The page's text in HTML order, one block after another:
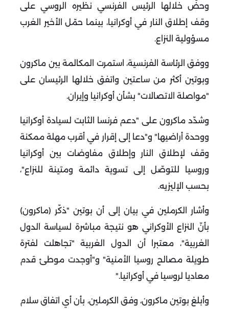
وحضّ خلالها الرئيس الفرنسي نظيره الروسي على
وقف إطلاق النار في أوكرانيا، بينما حمّل الأخير الغرب
مسؤولية النزاع.
ووفق الرئاسة الفرنسية، استمرت المكالمة بين ماكرون
وبوتين أكثر من ساعتين واتفق خلالها الرئيسان على
"مواصلة الاتصالات" بشأن أوكرانيا وإيران.
وشدّد ماكرون على "دعم فرنسا الثابت لسيادة أوكرانيا
ووحدة أراضيها" و"دعا إلى إقرار في أقرب مهلة ممكنة
وقف لإطلاق النار وإطلاق مفاوضات بين أوكرانيا
وروسيا للتوصّل إلى تسوية دائمة ومتينة للنزاع"،
بحسب الإليزيه.
وأشار الكرملين في بيان إلى أن بوتين "ذكّر (ماكرون)
بأنّ النزاع الأوكراني هو نتيجة مباشرة لسياسة الدول
الغربية"، معتبرا أن الدول الغربية "تجاهلت لفترة
طويلة مصالح روسيا الأمنية" و"أوجدت موطئ قدم
معاديا لروسيا في أوكرانيا".
وأبلغ بوتين ماكرون، وفق الكرملين، بأن أي اتفاق سلام